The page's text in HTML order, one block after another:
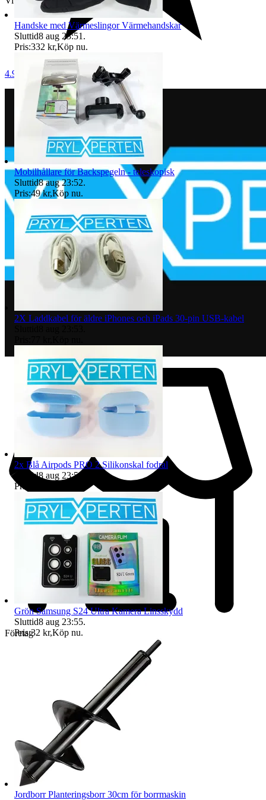
4.9
Företag
Handske med Värmeslingor Värmehandskar
Sluttid8 aug 23:51 .
Pris:332 kr,Köp nu.
Mobilhållare för Backspegeln - teleskopisk
Sluttid8 aug 23:52.
Pris:49 kr,Köp nu.
2X Laddkabel för äldre iPhones och iPads 30-pin USB-kabel
2x Blå Airpods PRO 2 Silikonskal fodral
Sluttid8 aug 23:54
Pris:
Grön Samsung S24 Ultra Kamera Linsskydd
Sluttid8 aug 23:55.
Pris:32 kr,Köp nu.
Jordborr Planteringsborr 30cm för borrmaskin